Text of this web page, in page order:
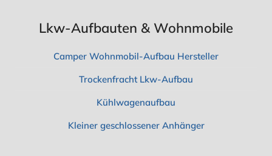
Lkw-Aufbauten & Wohnmobile
Camper Wohnmobil-Aufbau Hersteller
Trockenfracht Lkw-Aufbau
Kühlwagenaufbau
Kleiner geschlossener Anhänger